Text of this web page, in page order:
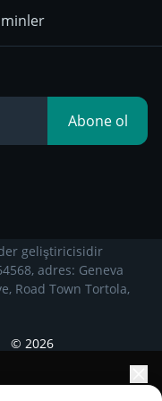
Abone ol
geliştiricisidir
adres: Geneva
Road Town Tortola,
© 2026